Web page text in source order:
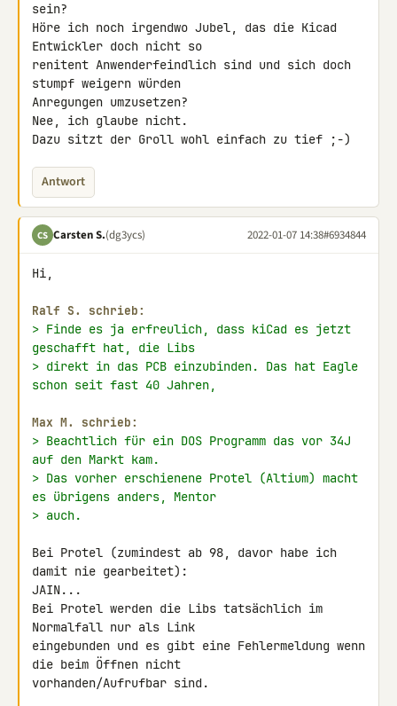
sein?
Höre ich noch irgendwo Jubel, das die Kicad
Entwickler doch nicht so
renitent Anwenderfeindlich sind und sich doch
stumpf weigern würden
Anregungen umzusetzen?
Nee, ich glaube nicht.
Dazu sitzt der Groll wohl einfach zu tief ;-)
Antwort
CS Carsten S.(dg3ycs) 2022-01-07 14:38#6934844
Hi,
Ralf S. schrieb:
> Finde es ja erfreulich, dass kiCad es jetzt
geschafft hat, die Libs
> direkt in das PCB einzubinden. Das hat Eagle
schon seit fast 40 Jahren,
Max M. schrieb:
> Beachtlich für ein DOS Programm das vor 34J
auf den Markt kam.
> Das vorher erschienene Protel (Altium) macht
es übrigens anders, Mentor
> auch.
Bei Protel (zumindest ab 98, davor habe ich
damit nie gearbeitet):
JAIN...
Bei Protel werden die Libs tatsächlich im
Normalfall nur als Link
eingebunden und es gibt eine Fehlermeldung wenn
die beim Öffnen nicht
vorhanden/Aufrufbar sind.